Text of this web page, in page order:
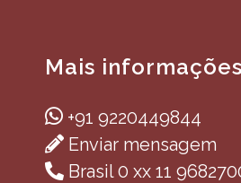
Mais
+91 9220449844
Enviar mensagem
Brasil 0 xx 11